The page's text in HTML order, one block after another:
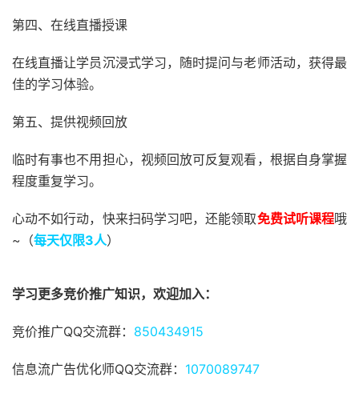
第四、在线直播授课
在线直播让学员沉浸式学习，随时提问与老师活动，获得最
佳的学习体验。
第五、提供视频回放
临时有事也不用担心，视频回放可反复观看，根据自身掌握
程度重复学习。
心动不如行动，快来扫码学习吧，还能领取免费试听课程哦
~（每天仅限3人）
学习更多竞价推广知识，欢迎加入：
竞价推广QQ交流群： 850434915
信息流广告优化师QQ交流群： 1070089747